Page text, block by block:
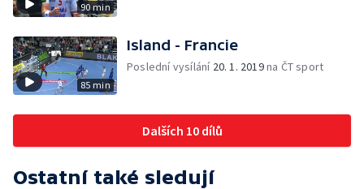
90 min
85 min
Island - Francie
Poslední vysílání 20. 1. 2019na ČT sport
Dalších 10 dílů
Ostatní také sledují